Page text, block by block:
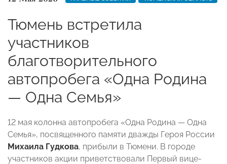
Тюмень встретила
участников
благотворительного
автопробега «Одна Родина
— Одна Семья»
12 мая колонна автопробега «Одна Родина — Одна
Семья», посвященного памяти дважды Героя России
Михаила Гудкова, прибыли в Тюмени. В городе
участников акции приветствовали Первый вице-